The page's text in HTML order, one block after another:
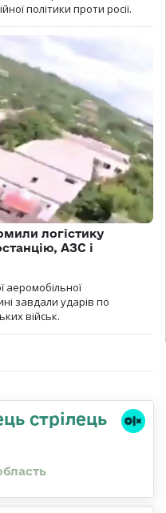
політики проти росії.
логістику
АЗС і
аеромобільної
завдали ударів по
військ.
стрілець